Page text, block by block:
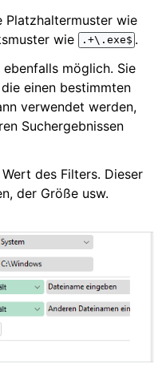
Platzhaltermuster wie
wie .+\.exe$ .
möglich. Sie
einen bestimmten
verwendet werden,
Suchergebnissen
des Filters. Dieser
der Größe usw.